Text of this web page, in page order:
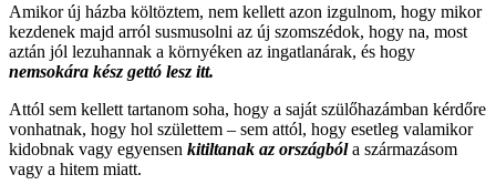
Amikor új házba költöztem, nem kellett azon izgulnom, hogy mikor
kezdenek majd arról susmusolni az új szomszédok, hogy na, most
aztán jól lezuhannak a környéken az ingatlanárak, és hogy
nemsokára kész gettó lesz itt.
Attól sem kellett tartanom soha, hogy a saját szülőhazámban kérdőre
vonhatnak, hogy hol születtem – sem attól, hogy esetleg valamikor
kidobnak vagy egyensen kitiltanak az országbóla származásom
vagy a hitem miatt.